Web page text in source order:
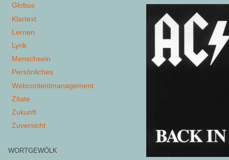
Globus
Klartext
Lernen
Lyrik
Menschsein
Persönliches
Webcontentmanagement
Zitate
Zukunft
Zuversicht
WORTGEWÖLK